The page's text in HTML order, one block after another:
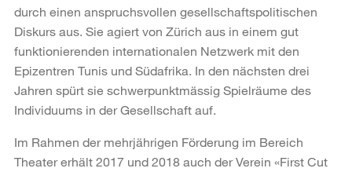
durch einen anspruchsvollen gesellschaftspolitischen
Diskurs aus. Sie agiert von Zürich aus in einem gut
funktionierenden internationalen Netzwerk mit den
Epizentren Tunis und Südafrika. In den nächsten drei
Jahren spürt sie schwerpunktmässig Spielräume des
Individuums in der Gesellschaft auf.
Im Rahmen der mehrjährigen Förderung im Bereich
Theater erhält 2017 und 2018 auch der Verein «First Cut